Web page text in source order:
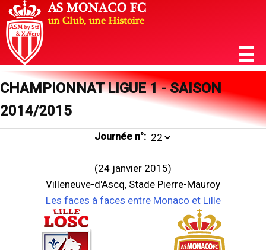
CHAMPIONNAT LIGUE 1 - SAISON
2014/2015
Journée n°:
(24 janvier 2015)
Villeneuve-d'Ascq, Stade Pierre-Mauroy
Les faces à faces entre Monaco et Lille